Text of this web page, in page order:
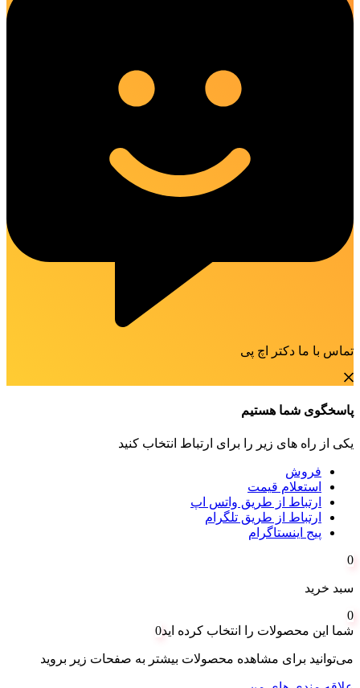
تماس با ما دکتر اچ پی
پاسخگوی شما هستیم
یکی از راه های زیر را برای ارتباط انتخاب کنید
فروش
استعلام قیمت
ارتباط از طریق واتس اپ
ارتباط از طریق تلگرام
پیج اینستاگرام
0
سبد خرید
0
شما این محصولات را انتخاب کرده اید0
می‌توانید برای مشاهده محصولات بیشتر به صفحات زیر بروید